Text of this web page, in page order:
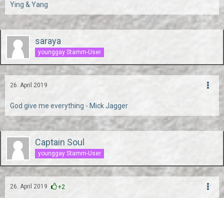
Ying & Yang
saraya
younggay Stamm-User
26. April 2019
God give me everything - Mick Jagger
Captain Soul
younggay Stamm-User
26. April 2019 +2